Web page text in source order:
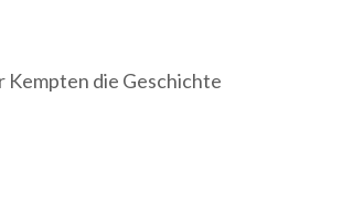
Kempten die Geschichte